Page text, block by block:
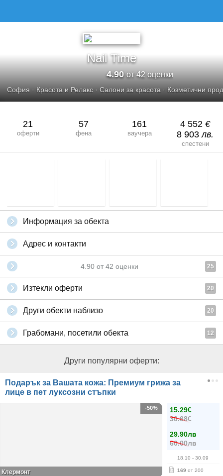
Nail Time
4.90от 42 оценки
София · Красота и Релакс · Салони за красота · Козметични
21
оферти
57
фена
161
ваучера
4 552 €
8 903лв.
спестени
Информация за обекта
Адрес и контакти
4.90 от 42 оценки 25
Изтекли оферти 20
Други обекти наблизо 20
Грабомани, посетили обекта 12
Други популярни оферти:
Подарък за Вашата кожа: Премиум грижа за
лице в пет луксозни стъпки
15.29€
30.68€
29.90лв
60.00лв
18.10 - 30.09
169 от 200
-50%
Клермонт